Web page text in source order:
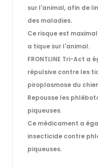
sur l'animal, afin de
des maladies.
Ce risque est
a tique sur l'animal.
FRONTLINE Tri-Act
répulsive contre les
piroplasmose du
Repousse les
piqueuses.
Ce médicament a
insecticide contre
piqueuses.